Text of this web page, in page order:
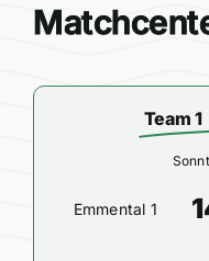
Team
Emmental 1